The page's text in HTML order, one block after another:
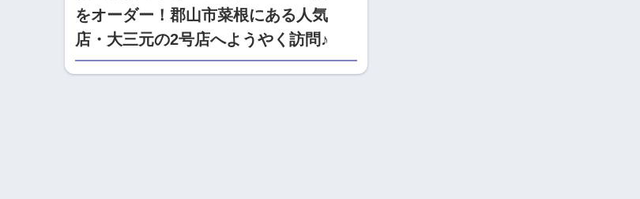
をオーダー！郡山市菜根にある人気
店・大三元の2号店へようやく訪問♪